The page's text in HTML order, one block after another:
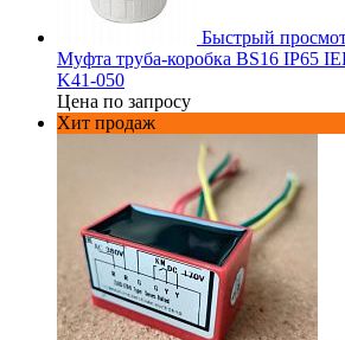
Быстрый
Муфта труба-коробка BS16 IP65
K41-050
Цена по запросу
Хит продаж